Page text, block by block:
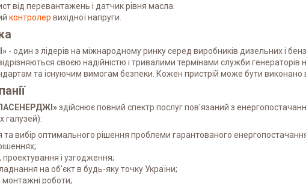
від перевантажень і датчик рівня масла.
контролер вихідної напруги.
- один з лідерів на міжнародному ринку серед виробників дизельних і
своєю надійністю і тривалими термінами служби генераторів
та існуючим вимогам безпеки. Кожен пристрій може бути виконано
здійснює повний спектр послуг пов'язаний з
галузей):
та вибір оптимального рішення проблеми гарантованого
проектування і узгодження;
на об'єкт в будь-яку точку України;
монтажні роботи;